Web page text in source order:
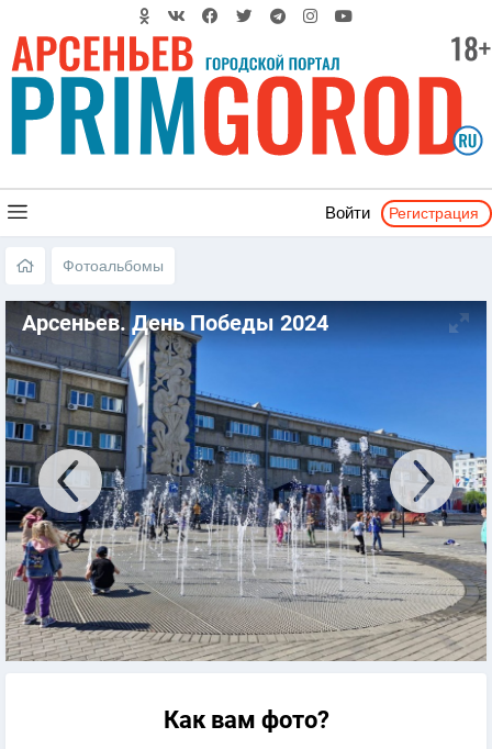
Войти Регистрация
Фотоальбомы
Арсеньев. День Победы 2024
Как вам фото?